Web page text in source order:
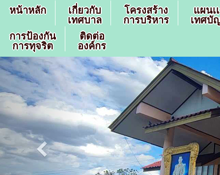
หน้าหลัก
เกี่ยวกับ
เทศบาล
โครงสร้าง
การบริหาร
แผนเ
เทศบั
การป้องกัน
การทุจริต
ติดต่อ
องค์กร